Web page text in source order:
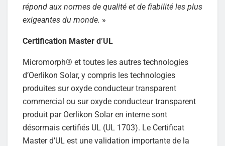
répond aux normes de qualité et de fiabilité les plus
exigeantes du monde. »
Certification Master d’UL
Micromorph® et toutes les autres technologies
d’Oerlikon Solar, y compris les technologies
produites sur oxyde conducteur transparent
commercial ou sur oxyde conducteur transparent
produit par Oerlikon Solar en interne sont
désormais certifiés UL (UL 1703). Le Certificat
Master d’UL est une validation importante de la